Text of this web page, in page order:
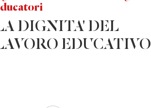
DIGNITA' DEL
EDUCATIVO